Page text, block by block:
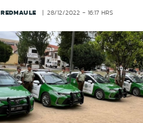
REDMAULE 28/12/2022 - 16:17 HRS